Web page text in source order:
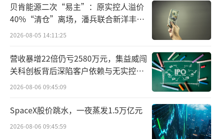
贝肯能源二次“易主”：原实控人溢价
40%“清仓”离场，潘兵联合新洋丰、
宏科百世拟入主
2026-08-05 14:11:25
营收暴增22倍仍亏2580万元，集益威闯
关科创板背后深陷客户依赖与无实控人
困局
2026-08-06 09:45:09
SpaceX股价跳水，一夜蒸发1.5万亿元
2026-08-06 09:45:59